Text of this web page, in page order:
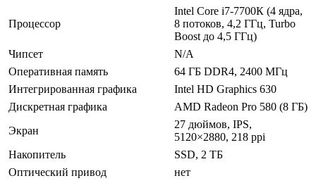
Процессор
Intel Core i7-7700К (4 ядра,
8 потоков, 4,2 ГГц, Turbo
Boost до 4,5 ГГц)
Чипсет
N/A
Оперативная память
64 ГБ DDR4, 2400 МГц
Интегрированная графика
Intel HD Graphics 630
Дискретная графика
AMD Radeon Pro 580 (8 ГБ)
Экран
27 дюймов, IPS,
5120×2880, 218 ppi
Накопитель
SSD, 2 ТБ
Оптический привод
нет